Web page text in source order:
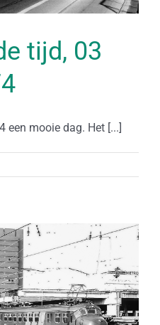
tijd, 03
mooie dag. Het [...]